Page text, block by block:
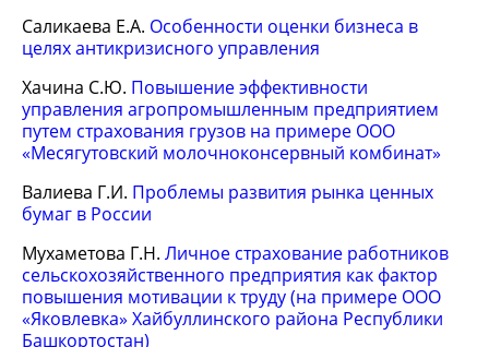
Саликаева Е.А. Особенности оценки бизнеса в
целях антикризисного управления
Хачина С.Ю. Повышение эффективности
управления агропромышленным предприятием
путем страхования грузов на примере ООО
«Месягутовский молочноконсервный комбинат»
Валиева Г.И. Проблемы развития рынка ценных
бумаг в России
Мухаметова Г.Н. Личное страхование работников
сельскохозяйственного предприятия как фактор
повышения мотивации к труду (на примере ООО
«Яковлевка» Хайбуллинского района Республики
Башкортостан)